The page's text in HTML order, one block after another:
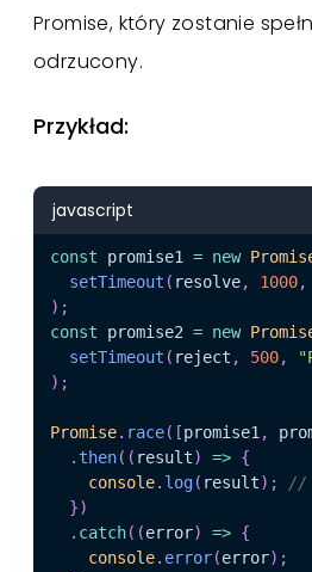
Promise, który zostanie
odrzucony.
Przykład:
javascript
const promise1 = new
setTimeout ( resolve, 1000,
) ;
const promise2 = new
setTimeout ( reject , 500,
) ;
Promise. race( [promise1 ,
. then( ( result) => {
console. log( result) ;
//
})
. catch( (error) => {
console. error(error) ;